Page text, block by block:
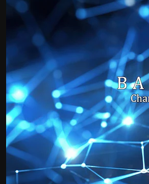
Моушн-дизайн
Видеошаблоны
3D-модели
Шрифты
Креативная платформа для
ваших лучших работ. Более 1
подписчиков среди креаторов,
предприятий, агентств и
Pусский